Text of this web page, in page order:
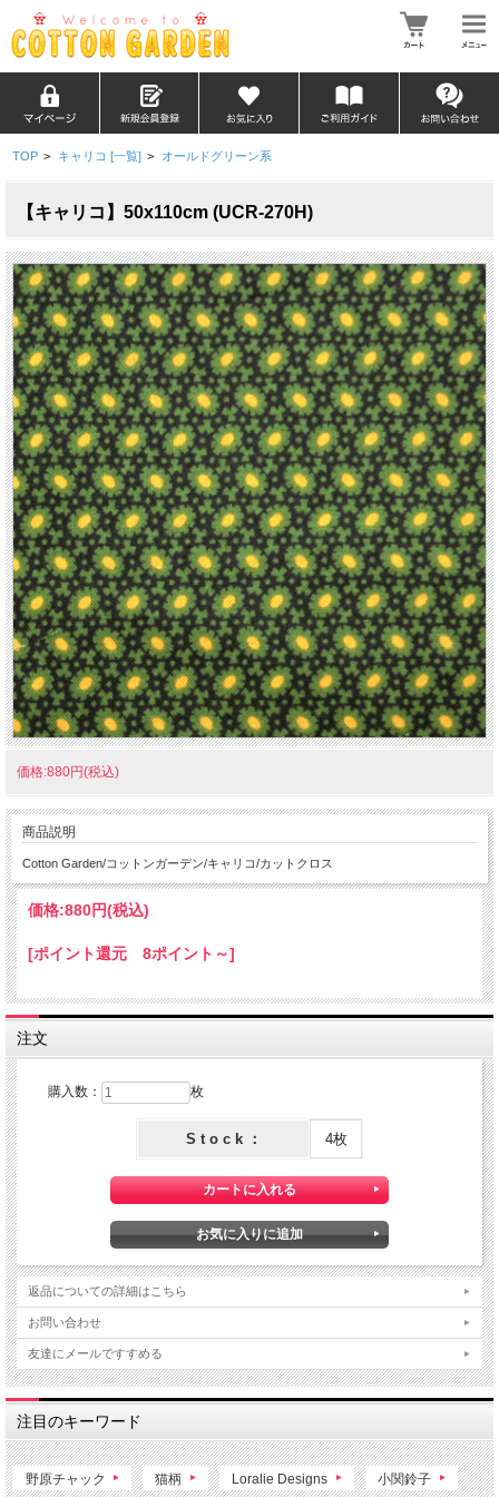
TOP > キャリコ [一覧] > オールドグリーン系
【キャリコ】50x110cm (UCR-270H)
価格:880円(税込)
商品説明
Cotton Garden/コットンガーデン/キャリコ/カットクロス
価格:880円(税込)
[ポイント還元 8ポイント～]
注文
購入数： 枚
S t o c k ： 4枚
返品についての詳細はこちら
お問い合わせ
友達にメールですすめる
注目のキーワード
野原チャック 猫柄 Loralie Designs 小関鈴子